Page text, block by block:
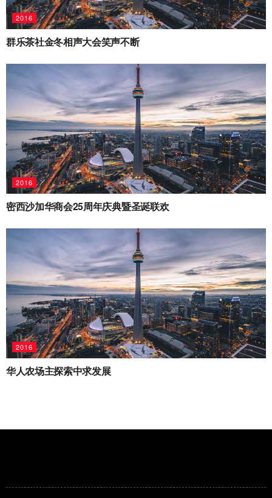
2016
群乐茶社金冬相声大会笑声不断
2016
密西沙加华商会25周年庆典暨圣诞联欢
2016
华人农场主探索中求发展